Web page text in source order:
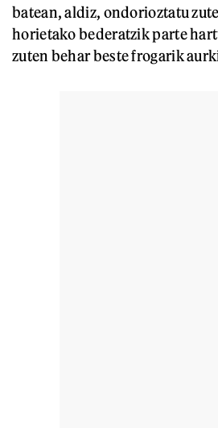
batean, aldiz, ondorioztatu
horietako bederatzik parte
zuten behar beste frogarik